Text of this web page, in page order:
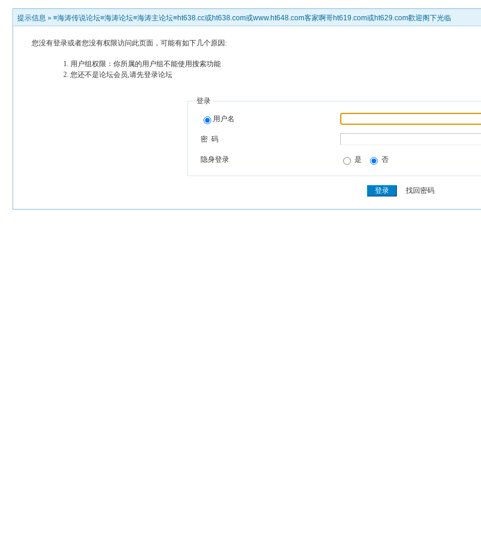
提示信息 » ≡海涛传说论坛≡海涛论坛≡海涛主论坛≡ht638.cc或ht638.com或www.ht648.com客家啊哥ht619.com或ht629.com歡迎阁下光临
您没有登录或者您没有权限访问此页面，可能有如下几个原因:
用户组权限：你所属的用户组不能使用搜索功能
您还不是论坛会员,请先登录论坛
登录
用户名
密 码
隐身登录 是 否
找回密码